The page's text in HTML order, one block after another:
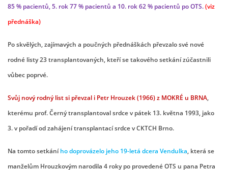
85 % pacientů, 5. rok 77 % pacientů a 10. rok 62 % pacientů po OTS.(viz
přednáška)
Po skvělých, zajímavých a poučných přednáškách převzalo své nové
rodné listy 23 transplantovaných, kteří se takového setkání zúčastnili
vůbec poprvé.
Svůj nový rodný list si převzal i Petr Hrouzek (1966) z MOKRÉ u BRNA,
kterému prof. Černý transplantoval srdce v pátek 13. května 1993, jako
3. v pořadí od zahájení transplantací srdce v CKTCH Brno.
Na tomto setkáního doprovázelo jeho 19-letá dcera Vendulka, která se
manželům Hrouzkovým narodila 4 roky po provedené OTS u pana Petra